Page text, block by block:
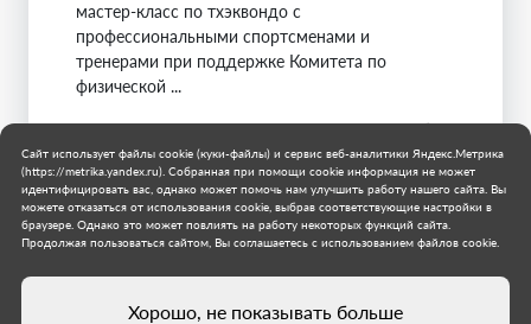
мастер-класс по тхэквондо с
профессиональными спортсменами и
тренерами при поддержке Комитета по
физической ...
Санкт-Петербург
Мариуполь
4 августа 2026 г.
Сайт использует файлы cookie (куки-файлы) и сервис веб-аналитики Яндекс.Метрика
(https://metrika.yandex.ru). Собранная при помощи cookie информация не может
идентифицировать вас, однако может помочь нам улучшить работу нашего сайта. Вы
можете отказаться от использования cookie, выбрав соответствующие настройки в
браузере. Однако это может повлиять на работу некоторых функций сайта.
Продолжая пользоваться сайтом, Вы соглашаетесь с использованием файлов cookie.
Хорошо, не показывать больше